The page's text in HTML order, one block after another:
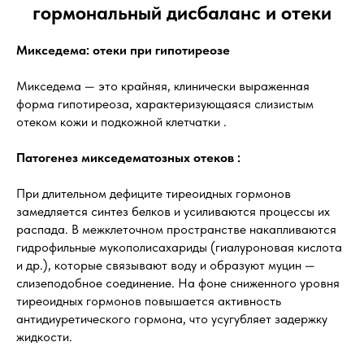
гормональный дисбаланс и отеки
Микседема: отеки при гипотиреозе
Микседема — это крайняя, клинически выраженная
форма гипотиреоза, характеризующаяся слизистым
отеком кожи и подкожной клетчатки .
Патогенез микседематозных отеков :
При длительном дефиците тиреоидных гормонов
замедляется синтез белков и усиливаются процессы их
распада. В межклеточном пространстве накапливаются
гидрофильные мукополисахариды (гиалуроновая кислота
и др.), которые связывают воду и образуют муцин —
слизеподобное соединение. На фоне сниженного уровня
тиреоидных гормонов повышается активность
антидиуретического гормона, что усугубляет задержку
жидкости.